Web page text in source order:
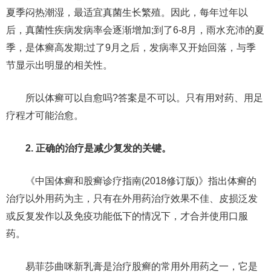
夏季闷热潮湿，最适宜真菌生长繁殖。因此，每年过年以
后，真菌性疾病发病率会逐渐增加;到了6-8月，雨水充沛的夏
季，是体癣高发期;过了9月之后，发病率又开始回落，与季
节显示出明显的相关性。
所以体癣可以自愈吗?答案是不可以。只有用对药、用足
疗程才可能治愈。
2. 正确的治疗是减少复发的关键。
《中国体癣和股癣诊疗指南(2018修订版)》指出体癣的
治疗以外用药为主，只有在外用药治疗效果不佳、皮损泛发
或反复发作以及免疫功能低下的情况下，才合并使用口服
药。
易菲莎曲咪新乳膏是治疗股癣的常用外用药之一，它是